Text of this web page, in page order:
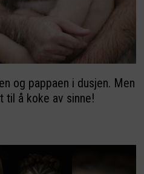
og pappaen i dusjen. Men
til å koke av sinne!